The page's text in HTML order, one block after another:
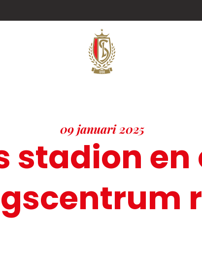
09 januari 2025
stadion en